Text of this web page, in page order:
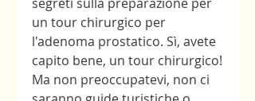
un tour chirurgico per
l'adenoma prostatico. Sì, avete
capito bene, un tour chirurgico!
Ma non preoccupatevi, non ci